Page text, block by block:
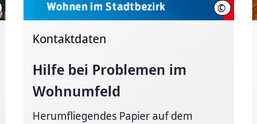
4285 M. Kellner © LHH
Kontaktdaten
Hilfe bei Problemen im
Wohnumfeld
Herumfliegendes Papier auf dem